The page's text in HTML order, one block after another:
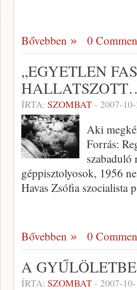
Bővebben 0
„EGYETLEN
ÍRTA: SZOMBAT- 2007-
Aki
Forrás:
szabaduló
géppisztolyosok, 1956
Havas Zsófia
Bővebben 0
A
ÍRTA: SZOMBAT- 2007-